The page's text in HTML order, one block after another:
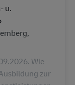
u.
Wie
zur